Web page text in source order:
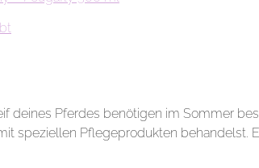
deines Pferdes benötigen im Sommer
speziellen Pflegeprodukten behandelst.